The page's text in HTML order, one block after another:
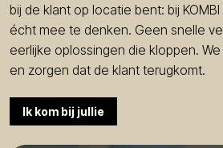
bij de klant op locatie bent: bij
écht mee te denken. Geen snelle
eerlijke oplossingen die kloppen.
en zorgen dat de klant terugkomt.
Ik kom bij jullie